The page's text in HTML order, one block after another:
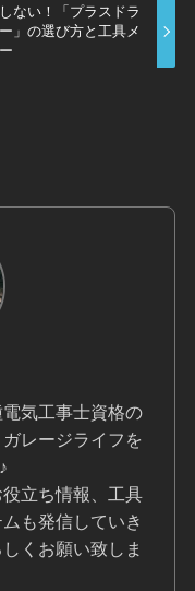
ない！「プラスドラ
」の選び方と工具メ
気工事士資格の
レージライフを
立ち情報、工具
も発信していき
くお願い致しま